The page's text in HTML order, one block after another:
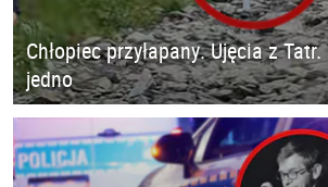
Chłopiec przyłapany. Ujęcia z
jedno